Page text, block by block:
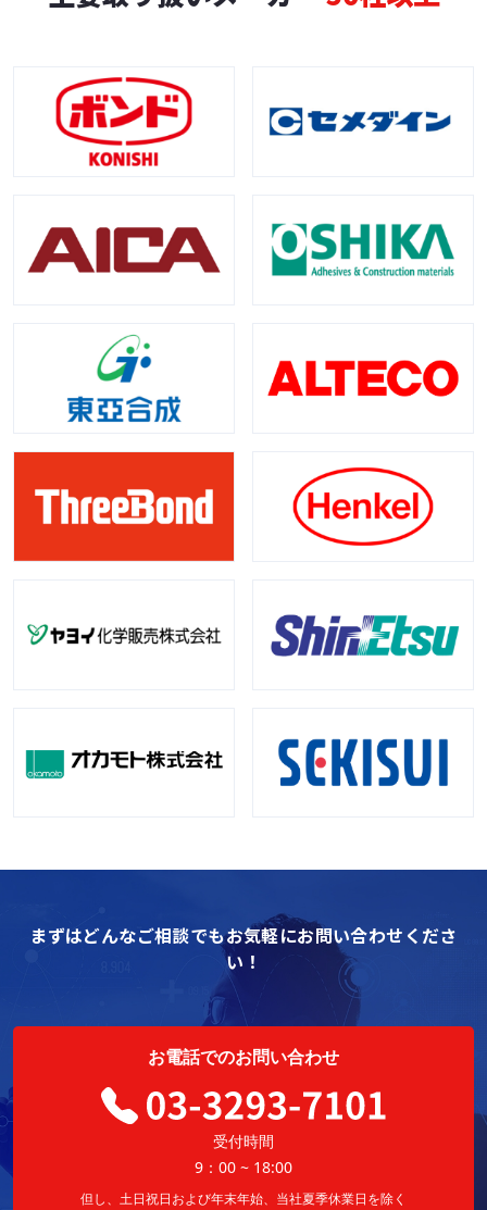
まずはどんなご相談でもお気軽にお問い合わせくださ
い！
お電話でのお問い合わせ
受付時間
9：00 ~ 18:00
但し、土日祝日および年末年始、当社夏季休業日を除く